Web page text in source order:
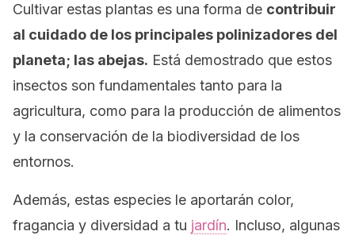
Cultivar estas plantas es una forma de contribuir
al cuidado de los principales polinizadores del
planeta; las abejas. Está demostrado que estos
insectos son fundamentales tanto para la
agricultura, como para la producción de alimentos
y la conservación de la biodiversidad de los
entornos.
Además, estas especies le aportarán color,
fragancia y diversidad a tu jardín. Incluso, algunas